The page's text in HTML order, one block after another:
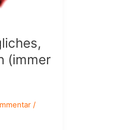
(immer
/